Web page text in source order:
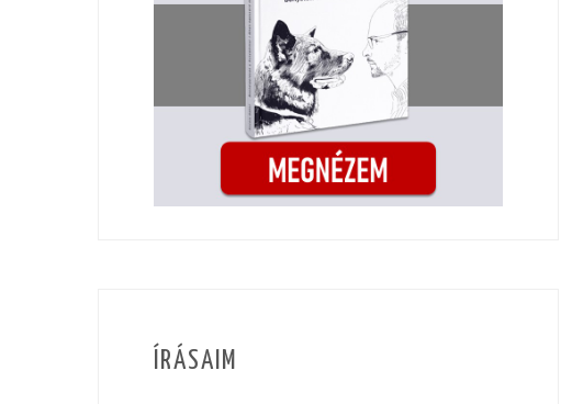
ÍRÁSAIM